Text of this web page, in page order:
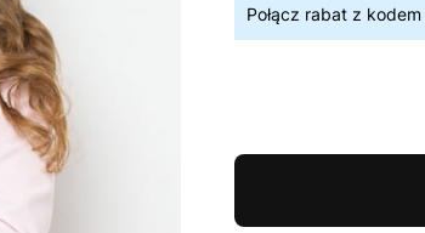
Połącz rabat z kodem